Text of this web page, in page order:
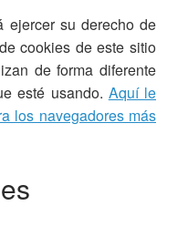
ejercer su derecho de
cookies de este sitio
de forma diferente
esté usando. Aquí le
los navegadores más